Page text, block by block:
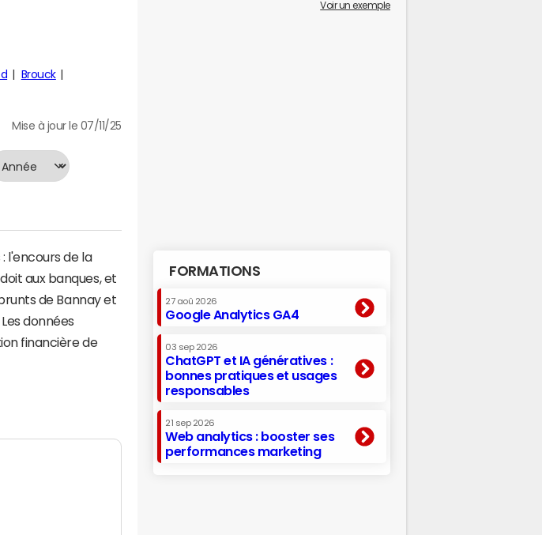
Brouck
Mise à jour le 07/11/25
l'encours de la
aux banques, et
de Bannay et
données
financière de
Voir un exemple
FORMATIONS
27 aoû 2026
Google Analytics GA4
03 sep 2026
ChatGPT et IA génératives :
bonnes pratiques et usages
responsables
21 sep 2026
Web analytics : booster ses
performances marketing